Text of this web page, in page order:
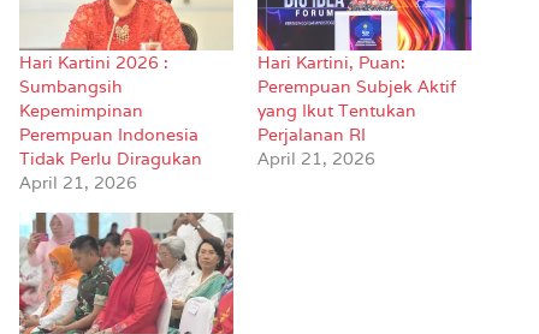
Hari Kartini 2026 :
Sumbangsih
Kepemimpinan
Perempuan Indonesia
Tidak Perlu Diragukan
April 21, 2026
Hari Kartini, Puan:
Perempuan Subjek Aktif
yang Ikut Tentukan
Perjalanan RI
April 21, 2026